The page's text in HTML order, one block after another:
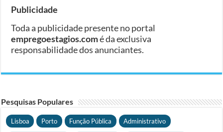
Publicidade
Toda a publicidade presente no portal
empregoestagios.comé da exclusiva
responsabilidade dos anunciantes.
Pesquisas Populares
Lisboa Porto Função Pública Administrativo